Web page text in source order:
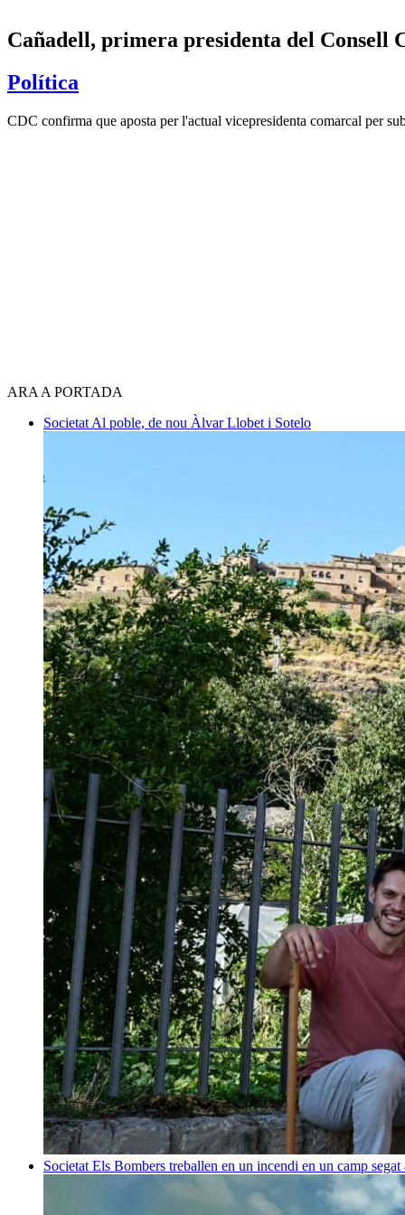
Cañadell, primera presidenta del Consell
Política
CDC confirma que aposta per l'actual vicepresidenta comarcal per
ARA A PORTADA
Societat Al poble, de nou Àlvar Llobet i Sotelo
Societat Els Bombers treballen en un incendi en un camp